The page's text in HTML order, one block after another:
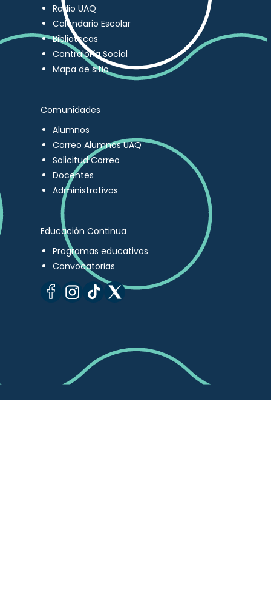
Radio UAQ
Calendario Escolar
Bibliotecas
Contraloría Social
Mapa de sitio
Comunidades
Alumnos
Correo Alumnos UAQ
Solicitud Correo
Docentes
Administrativos
Educación Continua
Programas educativos
Convocatorias